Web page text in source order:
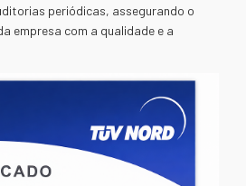
periódicas, assegurando o
empresa com a qualidade e a